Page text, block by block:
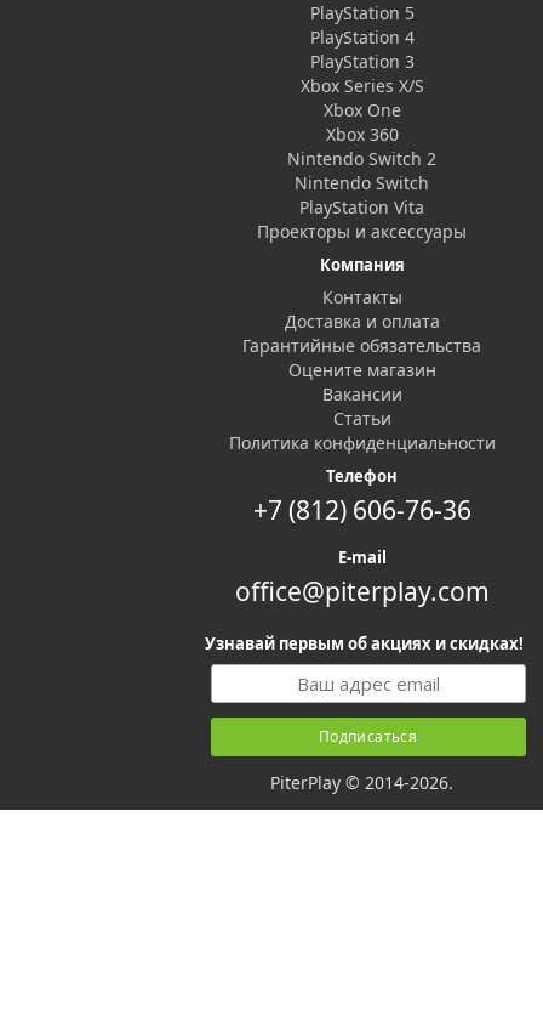
PlayStation 5
PlayStation 4
PlayStation 3
Xbox Series X/S
Xbox One
Xbox 360
Nintendo Switch 2
Nintendo Switch
PlayStation Vita
Проекторы и аксессуары
Компания
Контакты
Доставка и оплата
Гарантийные обязательства
Оцените магазин
Вакансии
Статьи
Политика конфиденциальности
Телефон
+7 (812) 606-76-36
E-mail
office@piterplay.com
Узнавай первым об акциях и скидках!
PiterPlay © 2014-2026.